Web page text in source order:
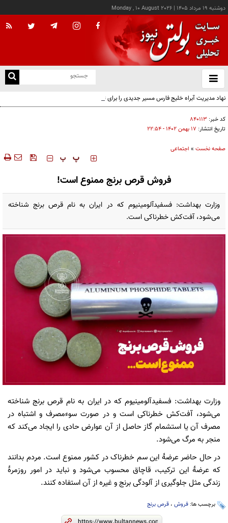
دوشنبه ۱۹ مرداد ۱۴۰۵ |
Monday , 10 August 2026
باز
و
نهاد مدیریت آبراه خلیج فارس مسیر جدیدی را برای ثبت درخواست متقاضیان معرفی کرد
کد خبر: ۸۴۰۱۱۳
تاریخ انتشار: ۱۷ بهمن ۱۴۰۲ - ۲۲:۵۴
صفحه نخست » اجتماعی
‍‍‍ پ پ
فروش قرص برنج ممنوع است!
وزارت بهداشت: فسفیدآلومینیوم که در ایران به نام قرص برنج شناخته
می‌شود، آفت‌کش خطرناکی است.
وزارت بهداشت: فسفیدآلومینیوم که در ایران به نام قرص برنج شناخته
می‌شود، آفت‌کش خطرناکی است و در صورت سوءمصرف و اشتباه در
مصرف آن یا استشمام گاز حاصل از آن عوارض حادی را ایجاد می‌کند که
منجر به مرگ می‌شود.
در حال حاضر عرضهٔ این سم خطرناک در کشور ممنوع است. مردم بدانند
که عرضهٔ این ترکیب، قاچاق محسوب می‌شود و نباید در امور روزمرهٔ
زندگی مثل جلوگیری از آلودگی برنج و غیره از آن استفاده کنند.
برچسب ها: فروش ، قرص برنج